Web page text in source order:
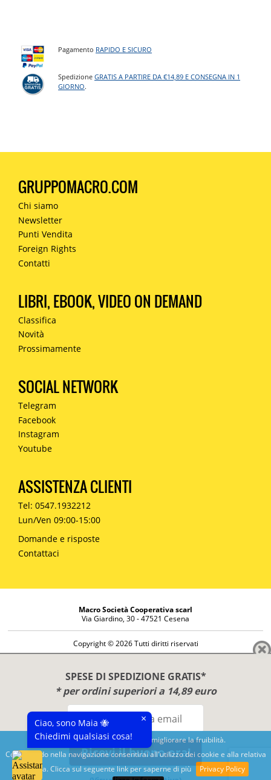
Questo sito utilizza cookies per migliorare la fruibilità.
Continuando nella navigazione consentirai all'utilizzo dei cookie e alla relativa
politica. Clicca sul seguente link per saperne di più
Privacy Policy
SPESE DI SPEDIZIONE GRATIS*
* per ordini superiori a 14,89 euro
Ricevi il buono ora!
Pagamento RAPIDO E SICURO
SpedizioneGRATIS A PARTIRE DA €14,89 E CONSEGNA IN 1
GIORNO.
GRUPPOMACRO.COM
Chi siamo
Newsletter
Punti Vendita
Foreign Rights
Contatti
LIBRI, EBOOK, VIDEO ON DEMAND
Classifica
Novità
Prossimamente
SOCIAL NETWORK
Telegram
Facebook
Instagram
Youtube
ASSISTENZA CLIENTI
Tel: 0547.1932212
Lun/Ven 09:00-15:00
Domande e risposte
Contattaci
Macro Società Cooperativa scarl
Via Giardino, 30 - 47521 Cesena
Copyright © 2026 Tutti diritti riservati
Diritto di reso
Privacy Policy
Benessere e conoscenza dal 1987
Sviluppato daNimaia
Ciao, sono Maia 🐝
Chiedimi qualsiasi cosa!
×